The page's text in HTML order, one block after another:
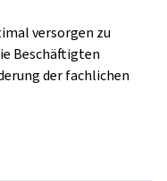
versorgen zu
Beschäftigten
der fachlichen